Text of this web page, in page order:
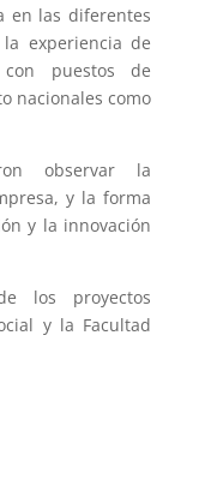
en las diferentes
experiencia de
con puestos de
nacionales como
observar la
y la forma
y la innovación
los proyectos
y la Facultad